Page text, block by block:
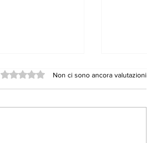
Valutazione 0 stelle su 5.Non ci sono ancora valutazioni